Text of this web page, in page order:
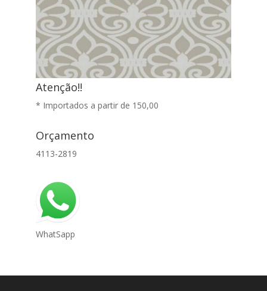
Atenção!!
* Importados a partir de 150,00
Orçamento
4113-2819
WhatSapp